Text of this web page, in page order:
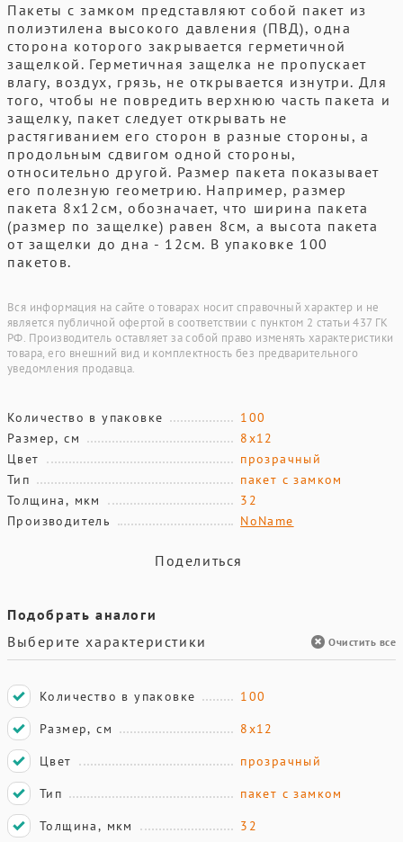
Пакеты с замком представляют собой пакет из
полиэтилена высокого давления (ПВД), одна
сторона которого закрывается герметичной
защелкой. Герметичная защелка не пропускает
влагу, воздух, грязь, не открывается изнутри. Для
того, чтобы не повредить верхнюю часть пакета и
защелку, пакет следует открывать не
растягиванием его сторон в разные стороны, а
продольным сдвигом одной стороны,
относительно другой. Размер пакета показывает
его полезную геометрию. Например, размер
пакета 8х12см, обозначает, что ширина пакета
(размер по защелке) равен 8см, а высота пакета
от защелки до дна - 12см. В упаковке 100
пакетов.
Вся информация на сайте о товарах носит справочный характер и не
является публичной офертой в соответствии с пунктом 2 статьи 437 ГК
РФ. Производитель оставляет за собой право изменять характеристики
товара, его внешний вид и комплектность без предварительного
уведомления продавца.
Количество в упаковке
100
Размер, см
8х12
Цвет
прозрачный
Тип
пакет с замком
Толщина, мкм
32
Производитель
NoName
Поделиться
Подобрать аналоги
Выберите характеристики
Очистить все
Количество в упаковке
100
Размер, см
8х12
Цвет
прозрачный
Тип
пакет с замком
Толщина, мкм
32